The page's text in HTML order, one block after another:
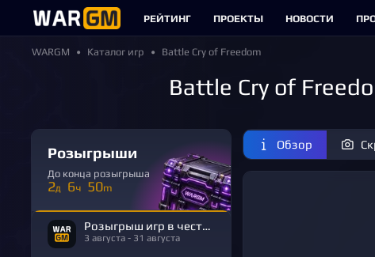
РЕЙТИНГ ПРОЕКТЫ НОВОСТИ
WARGM Каталог игр Battle Cry of Freedom
Battle Cry of
Розыгрыши
До конца розыгрыша
2д 6ч 50m
Розыгрыш игр в честь Дня Рождения
3 августа - 31 августа
Обзор